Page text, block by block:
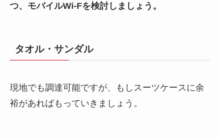
つ、モバイルWi-Fを検討しましょう。
タオル・サンダル
現地でも調達可能ですが、もしスーツケースに余
裕があればもっていきましょう。